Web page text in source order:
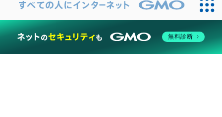
無料診断